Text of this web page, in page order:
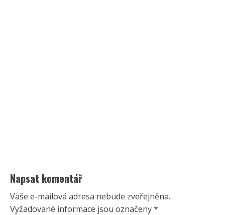
Napsat komentář
Vaše e-mailová adresa nebude zveřejněna.
Vyžadované informace jsou označeny*